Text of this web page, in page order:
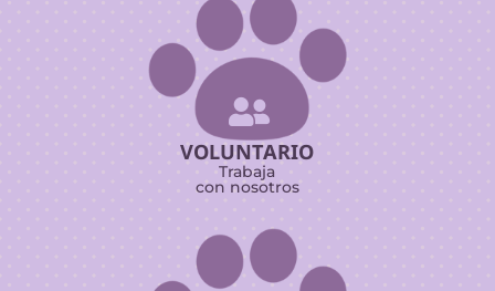

VOLUNTARIO
Trabaja
con nosotros